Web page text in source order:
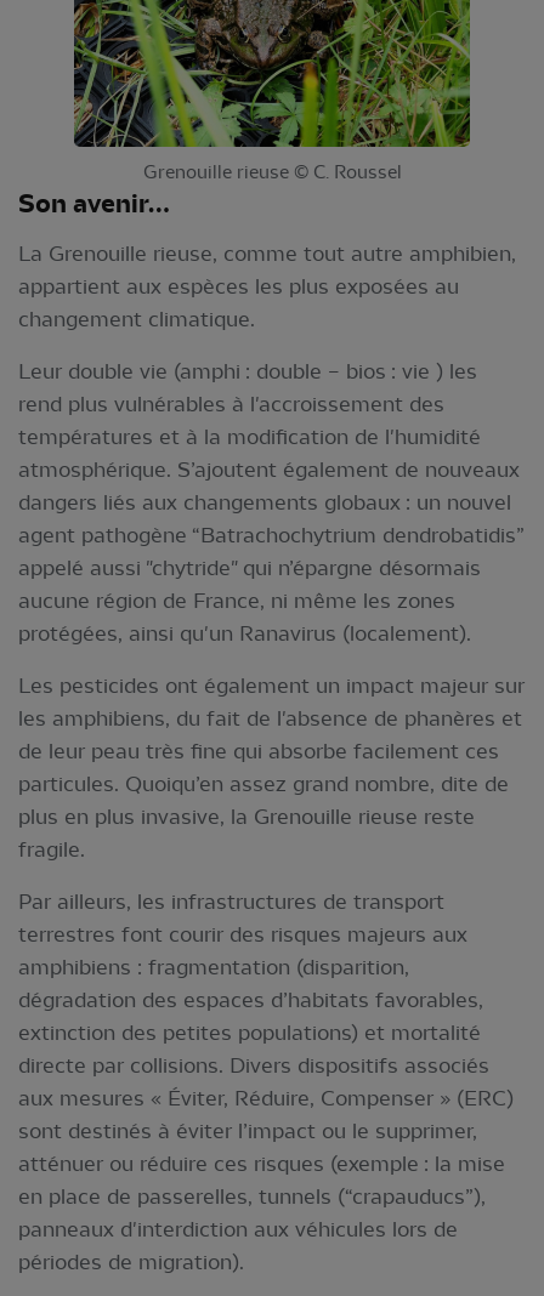
Grenouille rieuse © C. Roussel
Son avenir…
La Grenouille rieuse, comme tout autre amphibien,
appartient aux espèces les plus exposées au
changement climatique.
Leur double vie (amphi : double – bios : vie ) les
rend plus vulnérables à l'accroissement des
températures et à la modification de l'humidité
atmosphérique. S’ajoutent également de nouveaux
dangers liés aux changements globaux : un nouvel
agent pathogène “Batrachochytrium dendrobatidis”
appelé aussi "chytride" qui n’épargne désormais
aucune région de France, ni même les zones
protégées, ainsi qu'un Ranavirus (localement).
Les pesticides ont également un impact majeur sur
les amphibiens, du fait de l'absence de phanères et
de leur peau très fine qui absorbe facilement ces
particules. Quoiqu’en assez grand nombre, dite de
plus en plus invasive, la Grenouille rieuse reste
fragile.
Par ailleurs, les infrastructures de transport
terrestres font courir des risques majeurs aux
amphibiens : fragmentation (disparition,
dégradation des espaces d’habitats favorables,
extinction des petites populations) et mortalité
directe par collisions. Divers dispositifs associés
aux mesures « Éviter, Réduire, Compenser » (ERC)
sont destinés à éviter l’impact ou le supprimer,
atténuer ou réduire ces risques (exemple : la mise
en place de passerelles, tunnels (“crapauducs”),
panneaux d'interdiction aux véhicules lors de
périodes de migration).